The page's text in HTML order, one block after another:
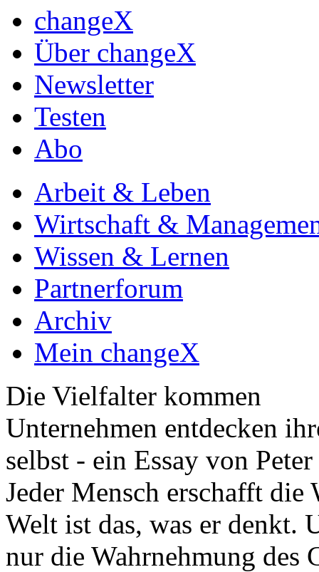
changeX
Über changeX
Newsletter
Testen
Abo
Arbeit & Leben
Wirtschaft &
Wissen & Lernen
Partnerforum
Archiv
Mein changeX
Die Vielfalter kommen
Unternehmen entdecken
selbst - ein Essay von
Jeder Mensch erschafft
Welt ist das, was er denkt.
nur die Wahrnehmung des